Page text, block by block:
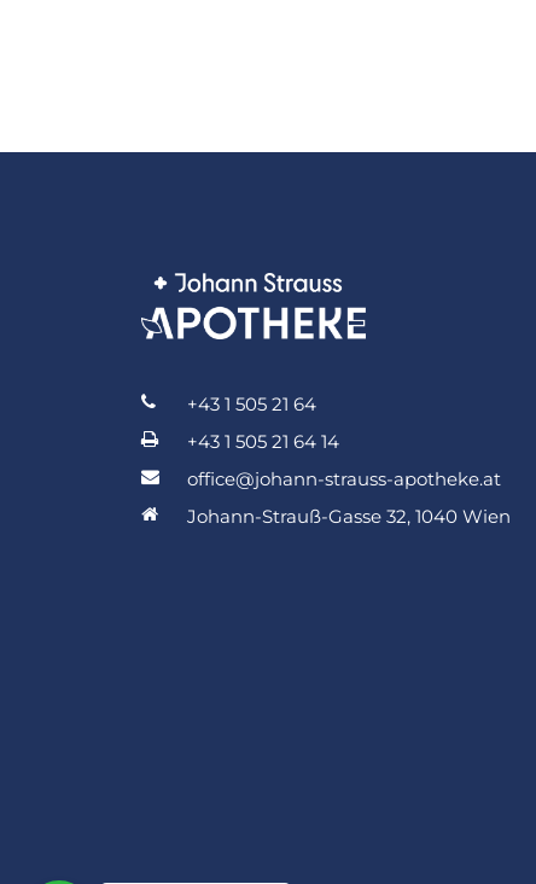
+43 1 505 21 64
+43 1 505 21 64 14
office@johann-strauss-apotheke.at
Johann-Strauß-Gasse 32, 1040 Wien